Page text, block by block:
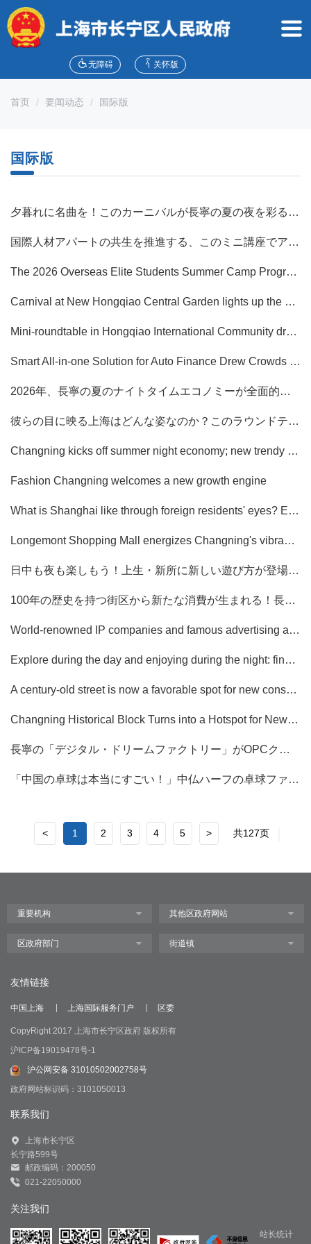
障
碍
说
无障碍 关怀版
首页 要闻动态 国际版
国际版
夕暮れに名曲を！このカーニバルが長寧の夏の夜を彩る～｜長寧の楽しみ方
国際人材アパートの共生を推進する、このミニ講座でアイデアを集めよう！
The 2026 Overseas Elite Students Summer Camp Program Kicked Off in Changning
Carnival at New Hongqiao Central Garden lights up the summer night in Changning
Mini-roundtable in Hongqiao International Community draws fresh ideas and fosters the integration of international talent in Changning
Smart All-in-one Solution for Auto Finance Drew Crowds at WAIC
2026年、長寧の夏のナイトタイムエコノミーが全面的に輝く！トレンド消費の新たなランドマークが完成し、幕開け→
彼らの目に映る上海はどんな姿なのか？このラウンドテーブルでは、外国人の友人たちが「第二の故郷」について自由に語り合った
Changning kicks off summer night economy; new trendy consumption landmark opens
Fashion Changning welcomes a new growth engine
What is Shanghai like through foreign residents' eyes? Expats discuss their "second hometown" at toundtable
Longemont Shopping Mall energizes Changning's vibrant nighttime consumption ecosystem
日中も夜も楽しもう！上生・新所に新しい遊び方が登場→｜長寧で楽しもう
100年の歴史を持つ街区から新たな消費が生まれる！長寧区、「シーンを活用した企業育成」でブランドの成長に加速を
World-renowned IP companies and famous advertising agencies have become tenants of this recently renovated small-scale office building
Explore during the day and enjoying during the night: find about new attractions at the Columbia Circle
A century-old street is now a favorable spot for new consumption Changning empowers brands with "scenario-based incubation" to accelerate business development
Changning Historical Block Turns into a Hotspot for New Consumption
長寧の「デジタル・ドリームファクトリー」がOPCクリエイターのためのワンストップサービスプラットフォームを構築
「中国の卓球は本当にすごい！」中仏ハーフの卓球ファンの少年が、楽動虹橋で体験レッスンに参加した
< 1 2 3 4 5 > 共127页
友情链接
中国上海 上海国际服务门户 区委
CopyRight 2017 上海市长宁区政府 版权所有
沪ICP备19019478号-1
沪公网安备 31010502002758号
政府网站标识码：3101050013
联系我们
上海市长宁区
长宁路599号
邮政编码：200050
021-22050000
关注我们
站长统计